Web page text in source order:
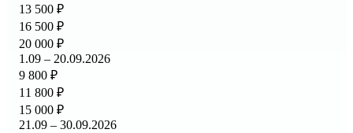
13 500 ₽
16 500 ₽
20 000 ₽
1.09 – 20.09.2026
9 800 ₽
11 800 ₽
15 000 ₽
21.09 – 30.09.2026